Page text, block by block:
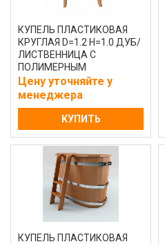
КУПЕЛЬ ПЛАСТИКОВАЯ
КРУГЛАЯ D=1.2 H=1.0 ДУБ/
ЛИСТВЕННИЦА С
ПОЛИМЕРНЫМ
ПОКРЫТИЕМ
Цену уточняйте у
менеджера
КУПИТЬ
КУПЕЛЬ ПЛАСТИКОВАЯ